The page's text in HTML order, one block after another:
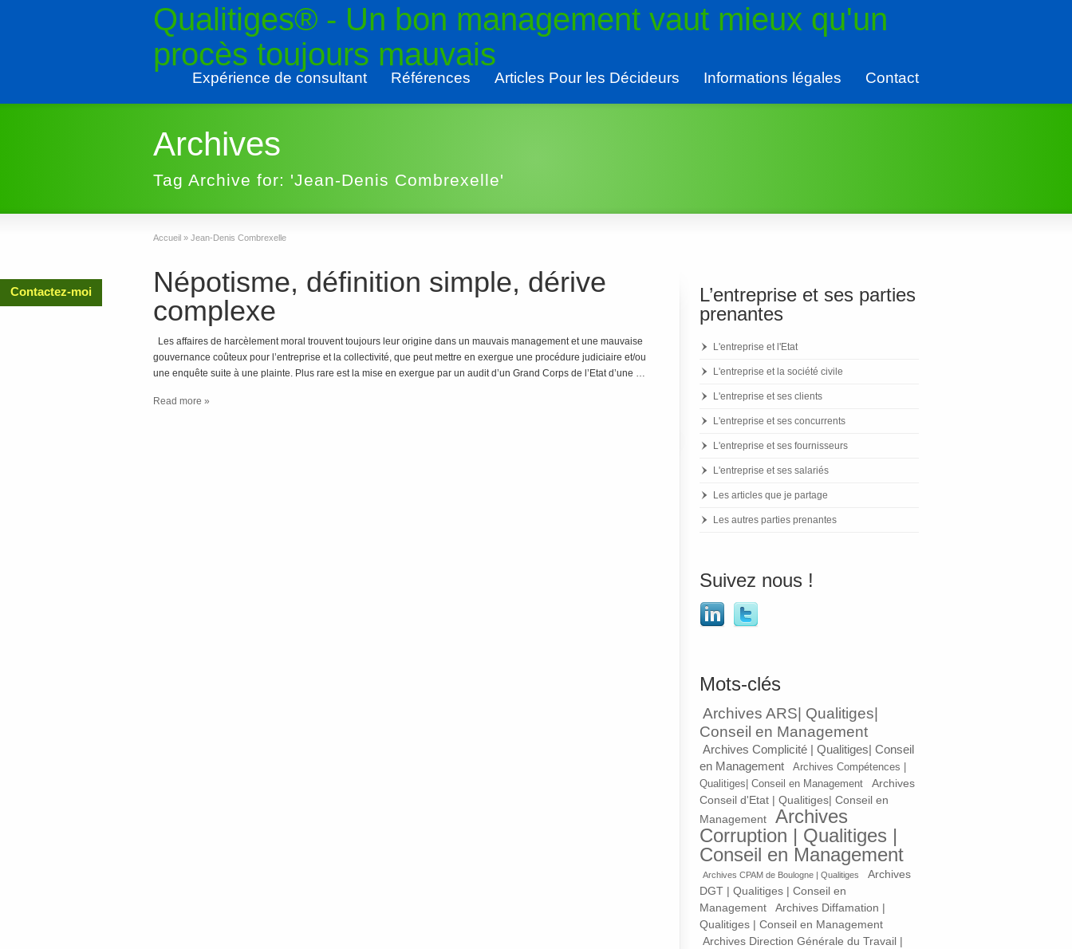
Qualitiges® - Un bon management vaut mieux qu'un
procès toujours mauvais
Expérience de consultant Références Articles Pour les Décideurs Informations légales Contact
Archives
Tag Archive for: 'Jean-Denis Combrexelle'
Accueil » Jean-Denis Combrexelle
Népotisme, définition simple, dérive
complexe
Les affaires de harcèlement moral trouvent toujours leur origine dans un mauvais management et une mauvaise
gouvernance coûteux pour l’entreprise et la collectivité, que peut mettre en exergue une procédure judiciaire et/ou
une enquête suite à une plainte. Plus rare est la mise en exergue par un audit d’un Grand Corps de l’Etat d’une …
Read more »
L’entreprise et ses parties
prenantes
L'entreprise et l'Etat
L'entreprise et la société civile
L'entreprise et ses clients
L'entreprise et ses concurrents
L'entreprise et ses fournisseurs
L'entreprise et ses salariés
Les articles que je partage
Les autres parties prenantes
Suivez nous !
Mots-clés
Archives ARS| Qualitiges|
Conseil en Management
Archives Complicité | Qualitiges| Conseil
en Management
Archives Compétences |
Qualitiges| Conseil en Management
Archives
Conseil d'Etat | Qualitiges| Conseil en
Management
Archives
Corruption | Qualitiges |
Conseil en Management
Archives CPAM de Boulogne | Qualitiges
Archives
DGT | Qualitiges | Conseil en
Management
Archives Diffamation |
Qualitiges | Conseil en Management
Archives Direction Générale du Travail |
Contactez-moi